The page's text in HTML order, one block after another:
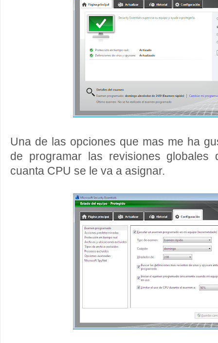
Una de las opciones que mas me ha
de programar las revisiones globales
cuanta CPU se le va a asignar.